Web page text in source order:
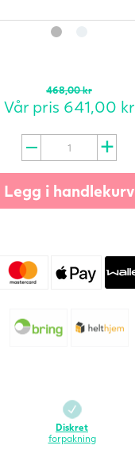
468,00kr
Vår pris 641,00 kr
Conceive
Plus-
–
henne
antall
Legg i handlekurv
Diskret
forpakning